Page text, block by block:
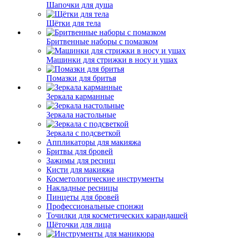
Шапочки для душа
Щётки для тела
Бритвенные наборы с помазком
Машинки для стрижки в носу и ушах
Помазки для бритья
Зеркала карманные
Зеркала настольные
Зеркала с подсветкой
Аппликаторы для макияжа
Бритвы для бровей
Зажимы для ресниц
Кисти для макияжа
Косметологические инструменты
Накладные ресницы
Пинцеты для бровей
Профессиональные спонжи
Точилки для косметических карандашей
Щёточки для лица